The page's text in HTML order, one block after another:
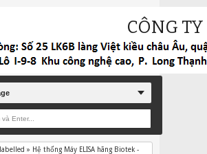
CÔNG
» Hệ thống Máy ELISA hãng Biotek -